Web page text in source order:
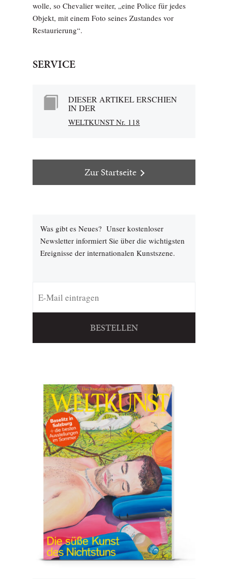
wolle, so Chevalier weiter, „eine Police für jedes
Objekt, mit einem Foto seines Zustandes vor
Restaurierung“.
SERVICE
DIESER ARTIKEL ERSCHIEN
IN DER
WELTKUNST Nr. 118
Zur Startseite
Was gibt es Neues? Unser kostenloser
Newsletter informiert Sie über die wichtigsten
Ereignisse der internationalen Kunstszene.
BESTELLEN